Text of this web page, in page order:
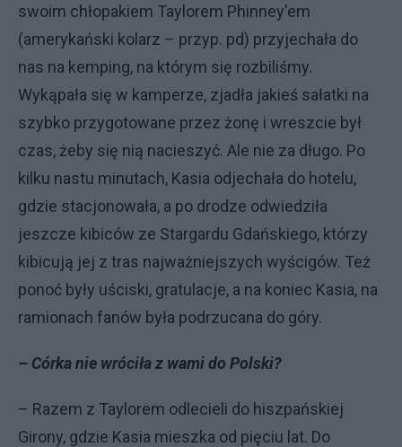
swoim chłopakiem Taylorem Phinney'em
(amerykański kolarz – przyp. pd) przyjechała do
nas na kemping, na którym się rozbiliśmy.
Wykąpała się w kamperze, zjadła jakieś sałatki na
szybko przygotowane przez żonę i wreszcie był
czas, żeby się nią nacieszyć. Ale nie za długo. Po
kilku nastu minutach, Kasia odjechała do hotelu,
gdzie stacjonowała, a po drodze odwiedziła
jeszcze kibiców ze Stargardu Gdańskiego, którzy
kibicują jej z tras najważniejszych wyścigów. Też
ponoć były uściski, gratulacje, a na koniec Kasia, na
ramionach fanów była podrzucana do góry.
– Córka nie wróciła z wami do Polski?
– Razem z Taylorem odlecieli do hiszpańskiej
Girony, gdzie Kasia mieszka od pięciu lat. Do